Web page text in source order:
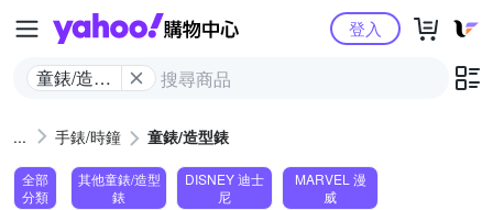
Yahoo購物中心
童錶/造型
登入
手錶/時鐘 童錶/造型錶
全部
分類
其他童錶/造型
錶
DISNEY 迪士
尼
MARVEL 漫
威